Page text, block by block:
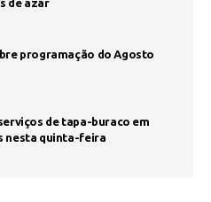
de azar
programação do Agosto
de tapa-buraco em
nesta quinta-feira